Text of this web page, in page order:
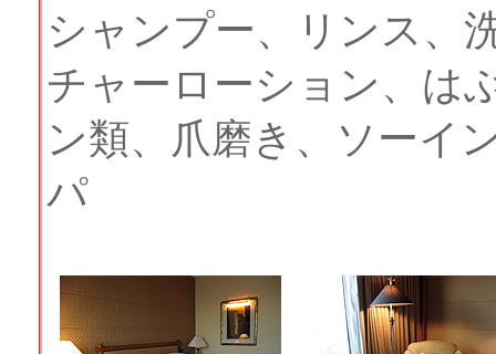
シャンプー、リンス、
チャーローション、は
ン類、爪磨き、ソーイ
パ